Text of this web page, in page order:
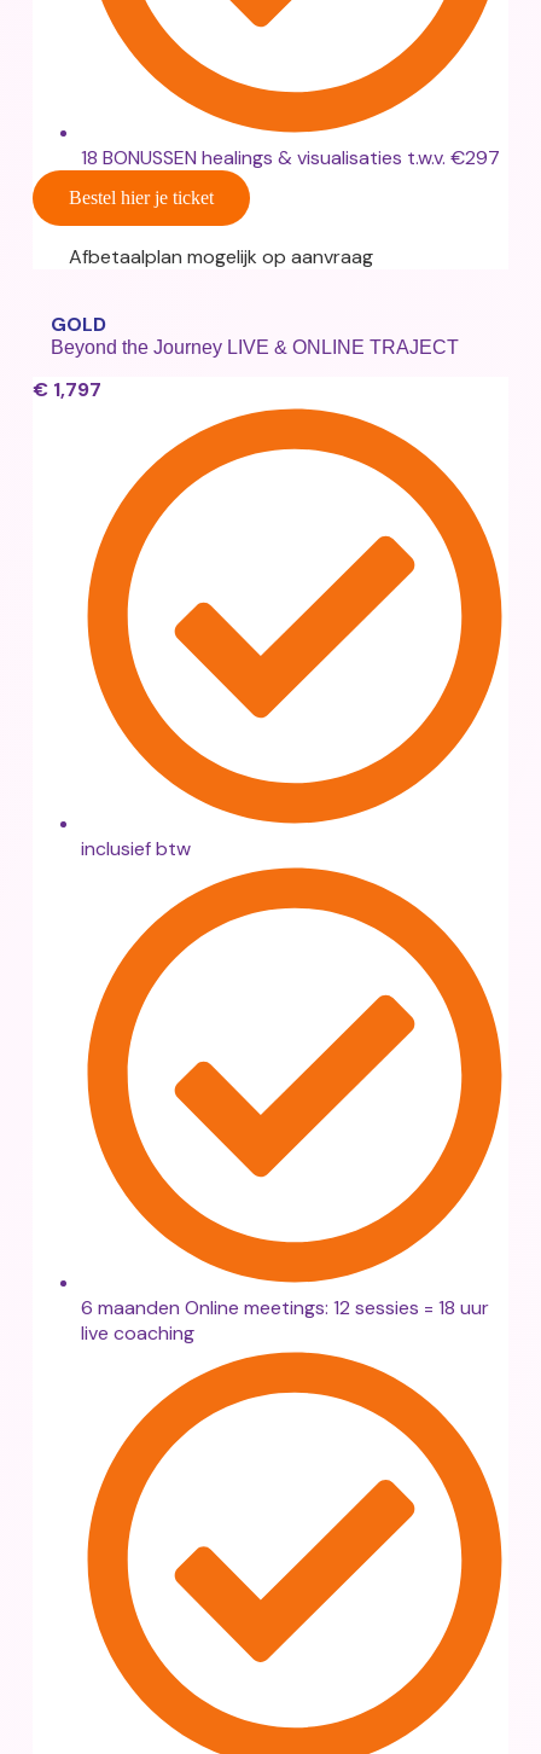
18 BONUSSEN healings & visualisaties t.w.v. €297
Bestel hier je ticket
Afbetaalplan mogelijk op aanvraag
GOLD
Beyond the Journey LIVE & ONLINE TRAJECT
€ 1,797
inclusief btw
6 maanden Online meetings: 12 sessies = 18 uur
live coaching